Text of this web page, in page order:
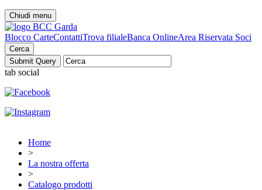
Chiudi menu
Blocco CarteContattiTrova filialeBanca OnlineArea Riservata Soci
Cerca
tab social
Home
>
La nostra offerta
>
Catalogo prodotti